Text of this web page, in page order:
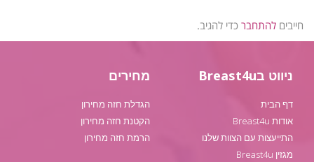
חייבים להתחבר כדי להגיב.
ניווט בBreast4u
דף הבית
אודות Breast4u
התייעצות עם הצוות שלנו
מגזין Breast4u
מחירים
הגדלת חזה מחירון
הקטנת חזה מחירון
הרמת חזה מחירון